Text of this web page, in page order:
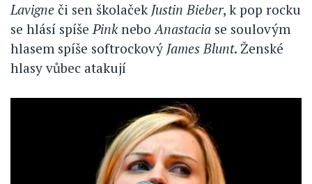
Lavigne či sen školaček Justin Bieber, k pop rocku
se hlásí spíšePink neboAnastacia se soulovým
hlasem spíše softrockový James Blunt. Ženské
hlasy vůbec atakují